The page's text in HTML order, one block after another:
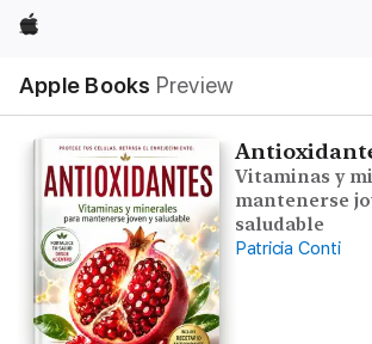
Apple
Apple Books Preview
Nav
Open
Menu
Vitaminas y
mantenerse
saludable
Patricia Conti